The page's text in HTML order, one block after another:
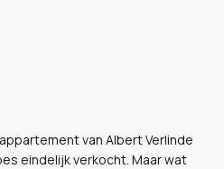
van Albert Verlinde
eindelijk verkocht. Maar wat